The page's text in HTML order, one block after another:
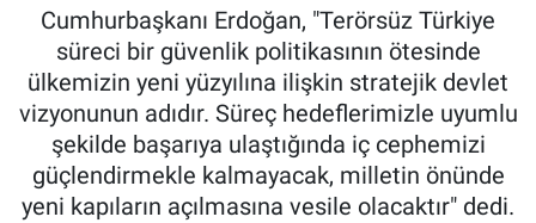
Cumhurbaşkanı Erdoğan, "Terörsüz Türkiye
süreci bir güvenlik politikasının ötesinde
ülkemizin yeni yüzyılına ilişkin stratejik devlet
vizyonunun adıdır. Süreç hedeflerimizle uyumlu
şekilde başarıya ulaştığında iç cephemizi
güçlendirmekle kalmayacak, milletin önünde
yeni kapıların açılmasına vesile olacaktır" dedi.